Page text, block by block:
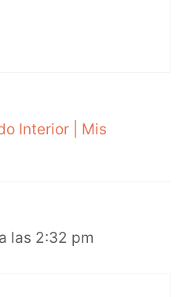
Interior | Mis
las 2:32 pm